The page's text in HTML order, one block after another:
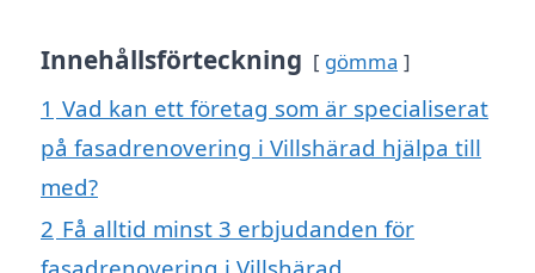
Innehållsförteckning gömma
1 Vad kan ett företag som är specialiserat
på fasadrenovering i Villshärad hjälpa till
med?
2 Få alltid minst 3 erbjudanden för